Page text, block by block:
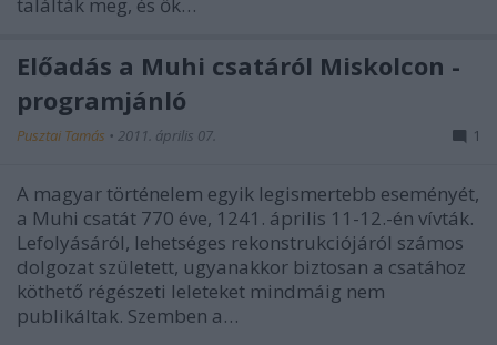
Előadás a Muhi csatáról Miskolcon -
programjánló
Pusztai Tamás • 2011. április 07. 1
A magyar történelem egyik legismertebb eseményét,
a Muhi csatát 770 éve, 1241. április 11-12.-én vívták.
Lefolyásáról, lehetséges rekonstrukciójáról számos
dolgozat született, ugyanakkor biztosan a csatához
köthető régészeti leleteket mindmáig nem
publikáltak. Szemben a…